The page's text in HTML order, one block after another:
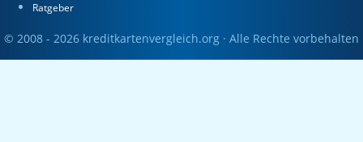
Ratgeber
© 2008 - 2026 kreditkartenvergleich.org · Alle Rechte vorbehalten